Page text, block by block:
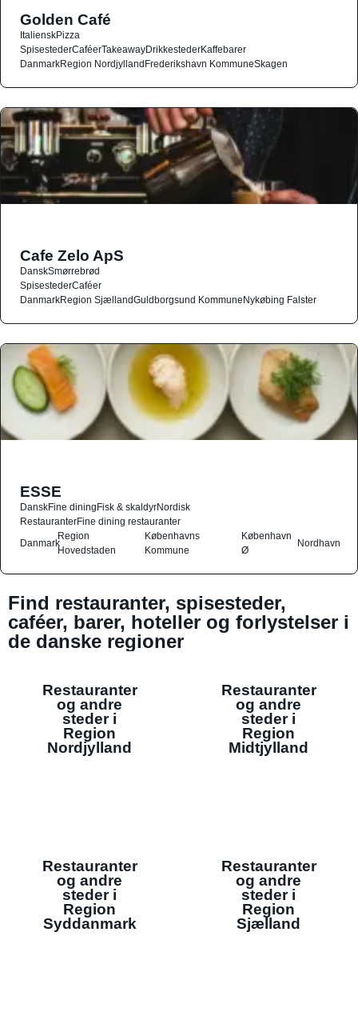
Golden Café
ItalienskPizza
SpisestederCaféerTakeawayDrikkestederKaffebarer
DanmarkRegion NordjyllandFrederikshavn KommuneSkagen
Cafe Zelo ApS
DanskSmørrebrød
SpisestederCaféer
DanmarkRegion SjællandGuldborgsund KommuneNykøbing Falster
ESSE
DanskFine diningFisk & skaldyrNordisk
RestauranterFine dining restauranter
Danmark
Region
Hovedstaden
Københavns
Kommune
København
Ø
Nordhavn
Find restauranter, spisesteder,
caféer, barer, hoteller og forlystelser i
de danske regioner
Restauranter
og andre
steder i
Region
Nordjylland
Restauranter
og andre
steder i
Region
Midtjylland
Restauranter
og andre
steder i
Region
Syddanmark
Restauranter
og andre
steder i
Region
Sjælland